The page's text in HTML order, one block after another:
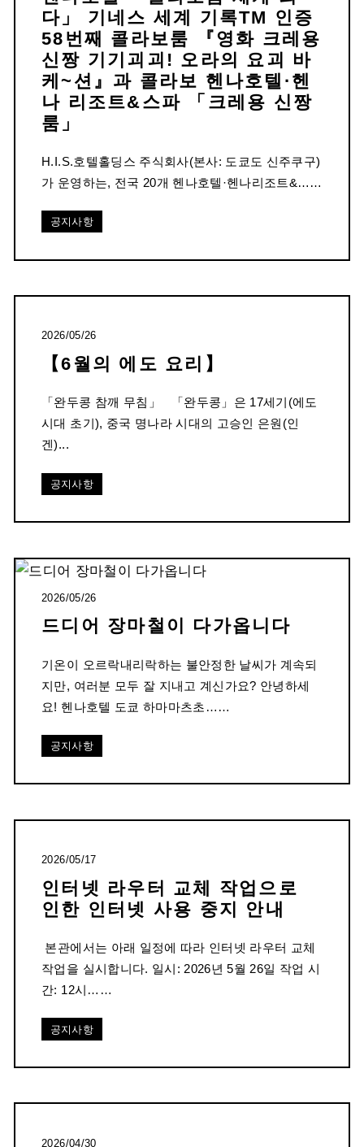
다」 기네스 세계 기록TM 인증
58번째 콜라보룸 『영화 크레용
신짱 기기괴괴! 오라의 요괴 바
케~션』과 콜라보 헨나호텔·헨
나 리조트&스파 「크레용 신짱
룸」
H.I.S.호텔홀딩스 주식회사(본사: 도쿄도 신주쿠구)
가 운영하는, 전국 20개 헨나호텔·헨나리조트&……
공지사항
2026/05/26
【6월의 에도 요리】
「완두콩 참깨 무침」 「완두콩」은 17세기(에도
시대 초기), 중국 명나라 시대의 고승인 은원(인
겐)...
공지사항
2026/05/26
드디어 장마철이 다가옵니다
기온이 오르락내리락하는 불안정한 날씨가 계속되
지만, 여러분 모두 잘 지내고 계신가요? 안녕하세
요! 헨나호텔 도쿄 하마마츠초……
공지사항
2026/05/17
인터넷 라우터 교체 작업으로
인한 인터넷 사용 중지 안내
본관에서는 아래 일정에 따라 인터넷 라우터 교체
작업을 실시합니다. 일시: 2026년 5월 26일 작업 시
간: 12시……
공지사항
2026/04/30